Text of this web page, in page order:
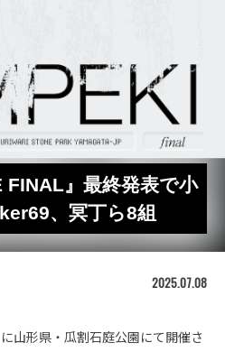
FINAL』最終発表で小
、冥丁ら8組
2025.07.08
山形県・瓜割石庭公園にて開催さ